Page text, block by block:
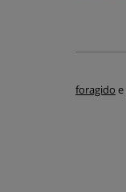
foragido e